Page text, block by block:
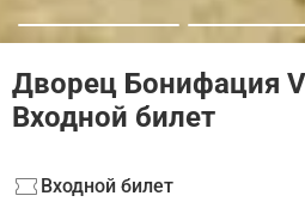
Дворец Бонифация
Входной билет
Входной билет